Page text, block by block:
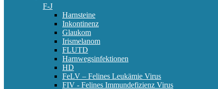
F-J
Harnsteine
Inkontinenz
Glaukom
Irismelanom
FLUTD
Harnwegsinfektionen
HD
FeLV – Felines Leukämie Virus
FIV - Felines Immundefizienz Virus